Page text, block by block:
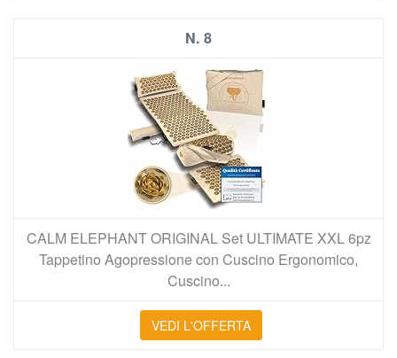
8
CALM ELEPHANT ORIGINAL Set ULTIMATE XXL 6pz
Tappetino Agopressione con Cuscino Ergonomico,
Cuscino...
VEDI L'OFFERTA